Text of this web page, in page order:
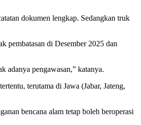
dokumen lengkap. Sedangkan truk
pembatasan di Desember 2025 dan
adanya pengawasan,” katanya.
terutama di Jawa (Jabar, Jateng,
bencana alam tetap boleh beroperasi